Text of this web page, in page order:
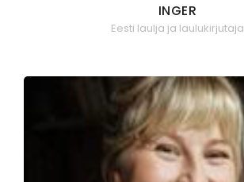
INGER
Eesti laulja ja laulukirjutaja